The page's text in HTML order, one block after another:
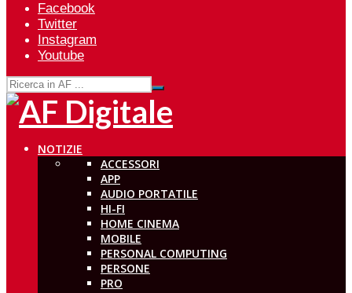
Facebook
Twitter
Instagram
Youtube
NOTIZIE
ACCESSORI
APP
AUDIO PORTATILE
HI-FI
HOME CINEMA
MOBILE
PERSONAL COMPUTING
PERSONE
PRO